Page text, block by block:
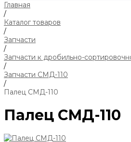
Главная
/
Каталог товаров
/
Запчасти
/
Запчасти к дробильно-
/
Запчасти СМД-110
/
Палец СМД-110
Палец СМД-110